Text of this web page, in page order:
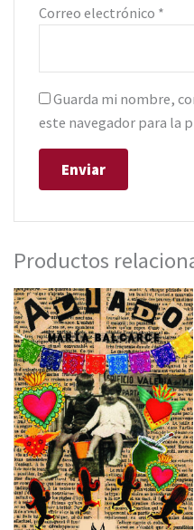
Correo electrónico *
Guarda mi nombre,
este navegador para la
Productos